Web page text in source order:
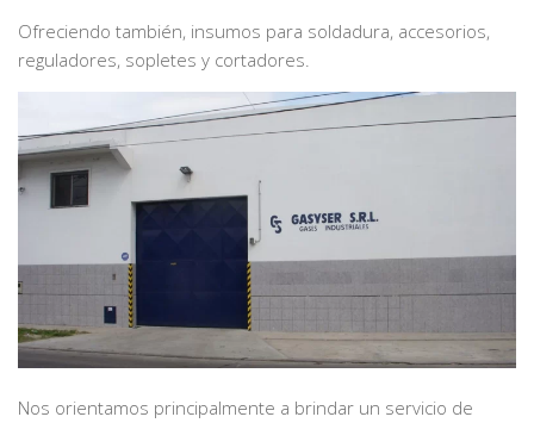
Ofreciendo también, insumos para soldadura, accesorios,
reguladores, sopletes y cortadores.
Nos orientamos principalmente a brindar un servicio de